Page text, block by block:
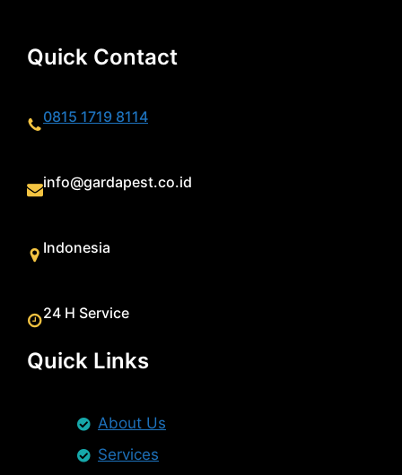
Quick Contact
0815 1719 8114
info@gardapest.co.id
Indonesia
24 H Service
Quick Links
About Us
Services